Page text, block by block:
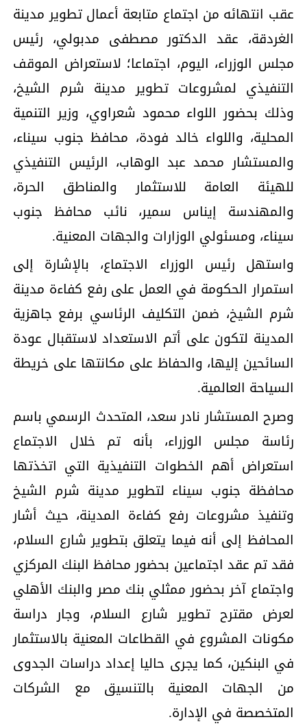
عقب انتهائه من اجتماع متابعة أعمال تطوير مدينة
الغردقة، عقد الدكتور مصطفى مدبولي، رئيس
مجلس الوزراء، اليوم، اجتماعا؛ لاستعراض الموقف
التنفيذي لمشروعات تطوير مدينة شرم الشيخ،
وذلك بحضور اللواء محمود شعراوي، وزير التنمية
المحلية، واللواء خالد فودة، محافظ جنوب سيناء،
والمستشار محمد عبد الوهاب، الرئيس التنفيذي
للهيئة العامة للاستثمار والمناطق الحرة،
والمهندسة إيناس سمير، نائب محافظ جنوب
سيناء، ومسئولي الوزارات والجهات المعنية.
واستهل رئيس الوزراء الاجتماع، بالإشارة إلى
استمرار الحكومة في العمل على رفع كفاءة مدينة
شرم الشيخ، ضمن التكليف الرئاسي برفع جاهزية
المدينة لتكون على أتم الاستعداد لاستقبال عودة
السائحين إليها، والحفاظ على مكانتها على خريطة
السياحة العالمية.
وصرح المستشار نادر سعد، المتحدث الرسمي باسم
رئاسة مجلس الوزراء، بأنه تم خلال الاجتماع
استعراض أهم الخطوات التنفيذية التي اتخذتها
محافظة جنوب سيناء لتطوير مدينة شرم الشيخ
وتنفيذ مشروعات رفع كفاءة المدينة، حيث أشار
المحافظ إلى أنه فيما يتعلق بتطوير شارع السلام،
فقد تم عقد اجتماعين بحضور محافظ البنك المركزي
واجتماع آخر بحضور ممثلي بنك مصر والبنك الأهلي
لعرض مقترح تطوير شارع السلام، وجار دراسة
مكونات المشروع في القطاعات المعنية بالاستثمار
في البنكين، كما يجرى حاليا إعداد دراسات الجدوى
من الجهات المعنية بالتنسيق مع الشركات
المتخصصة في الإدارة.